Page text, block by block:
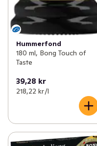
Hummerfond
180 ml, Bong Touch of
Taste
39,28 kr
218,22 kr /l